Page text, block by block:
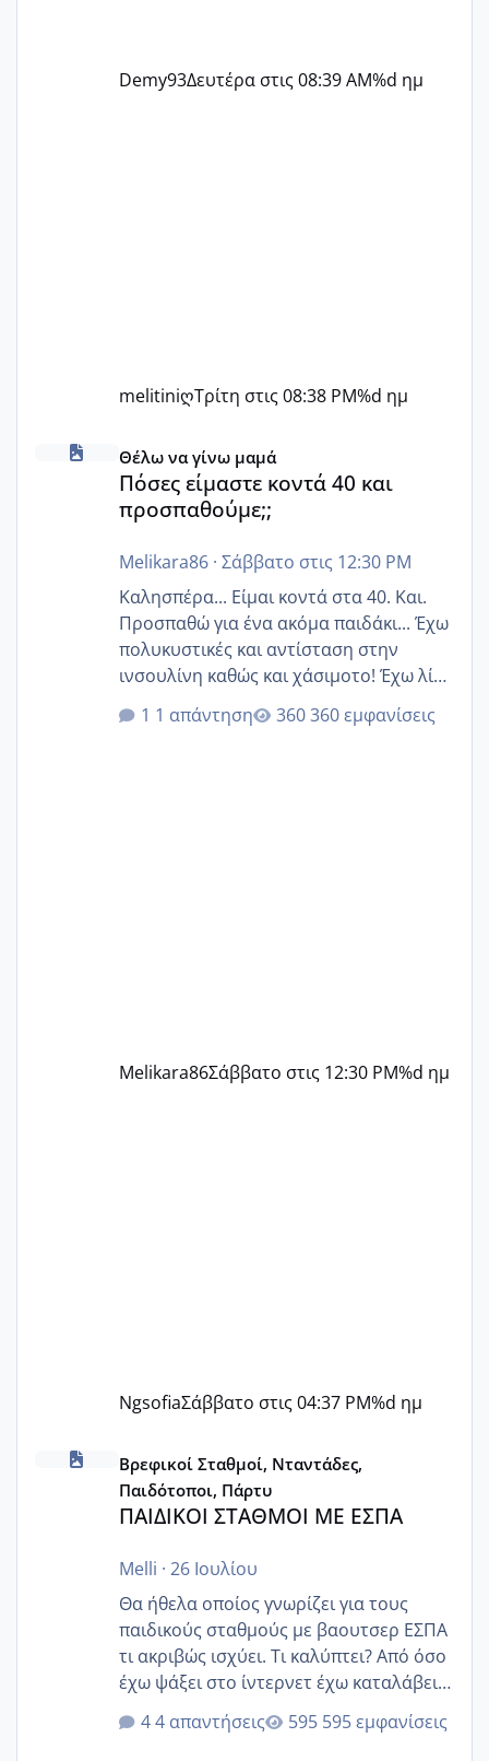
Demy93Δευτέρα στις 08:39 AM%d ημ
melitiniღΤρίτη στις 08:38 PM%d ημ
Πόσες είμαστε κοντά 40 και προσπαθούμε;;
Θέλω να γίνω μαμά
Πόσες είμαστε κοντά 40 και
προσπαθούμε;;
Melikara86· Σάββατο στις 12:30 PM
Καλησπέρα... Είμαι κοντά στα 40. Και.
Προσπαθώ για ένα ακόμα παιδάκι... Έχω
πολυκυστικές και αντίσταση στην
ινσουλίνη καθώς και χάσιμοτο! Έχω λίγα
κιλά παραπάνω και όσο κ αν προσπαθώ
δεν χάνω εύκολα! Προσπαθώ για ακόμη
1 απάντηση 360 εμφανίσεις
Melikara86Σάββατο στις 12:30 PM%d ημ
NgsofiaΣάββατο στις 04:37 PM%d ημ
ΠΑΙΔΙΚΟΙ ΣΤΑΘΜΟΙ ΜΕ ΕΣΠΑ
Βρεφικοί Σταθμοί, Νταντάδες,
Παιδότοποι, Πάρτυ
ΠΑΙΔΙΚΟΙ ΣΤΑΘΜΟΙ ΜΕ ΕΣΠΑ
Melli · 26 Ιουλίου
Θα ήθελα οποίος γνωρίζει για τους
παιδικούς σταθμούς με βαουτσερ ΕΣΠΑ
τι ακριβώς ισχύει. Τι καλύπτει? Από όσο
έχω ψάξει στο ίντερνετ έχω καταλάβει
ότι το βαουτσερ καλύπτει όλα τα
δίδακτρα και τα τροφεια του ιδιωτικού
4 απαντήσεις 595 εμφανίσεις